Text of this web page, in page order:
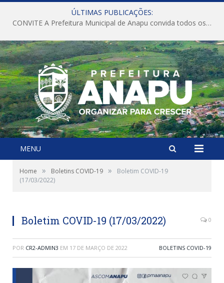
ÚLTIMAS PUBLICAÇÕES:
CONVITE A Prefeitura Municipal de Anapu convida todos os servidores públicos municipais para participarem da Audiência Pública de discussão da Lei de Diretrizes Orçamentárias (LDO), importante instrumento de planejamento das ações e investimentos da Administração Pública para o próximo exercício financeiro.
MENU
Home » Boletins COVID-19 »
Boletim COVID-19
(17/03/2022)
Boletim COVID-19 (17/03/2022) 0
POR CR2-ADMIN3 EM 17 DE MARÇO DE 2022 BOLETINS COVID-19